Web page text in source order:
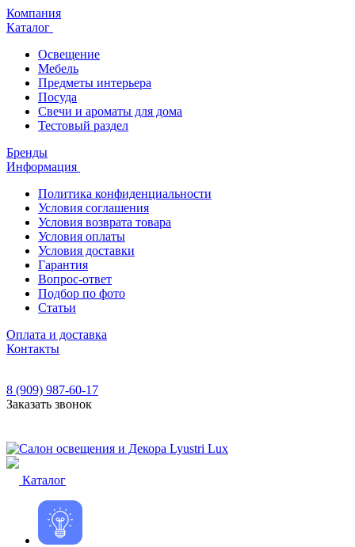
Компания
Каталог
Освещение
Мебель
Предметы интерьера
Посуда
Свечи и ароматы для дома
Тестовый раздел
Бренды
Информация
Политика конфиденциальности
Условия соглашения
Условия возврата товара
Условия оплаты
Условия доставки
Гарантия
Вопрос-ответ
Подбор по фото
Статьи
Оплата и доставка
Контакты
8 (909) 987-60-17
Заказать звонок
Каталог